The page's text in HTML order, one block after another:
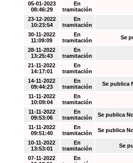
05-01-2023
08:46:29
En
tramitación
23-12-2022
10:23:54
En
tramitación
30-11-2022
11:09:09
En
tramitación
Se
28-11-2022
13:25:43
En
tramitación
21-11-2022
14:17:01
En
tramitación
14-11-2022
09:44:23
En
tramitación
Se publica
11-11-2022
10:09:04
En
tramitación
11-11-2022
09:53:06
En
tramitación
Se publica
11-11-2022
09:51:40
En
tramitación
Se publica
10-11-2022
13:53:01
En
tramitación
Se
07-11-2022
En